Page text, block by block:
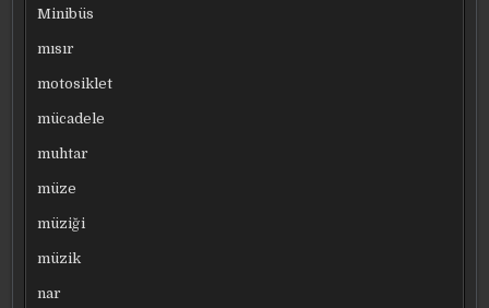
Minibüs
mısır
motosiklet
mücadele
muhtar
müze
müziği
müzik
nar